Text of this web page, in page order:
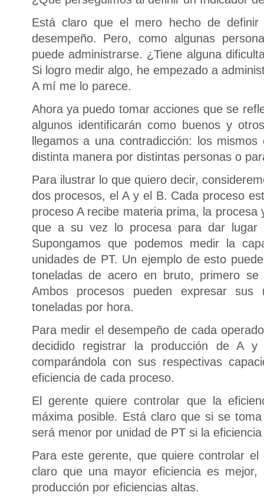
Está claro que el mero hecho de
desempeño. Pero, como algunas
puede administrarse. ¿Tiene alguna
Si logro medir algo, he empezado a
A mí me lo parece.
Ahora ya puedo tomar acciones que se
algunos identificarán como buenos y
llegamos a una contradicción: los
distinta manera por distintas personas o
Para ilustrar lo que quiero decir,
dos procesos, el A y el B. Cada proceso
proceso A recibe materia prima, la
que a su vez lo procesa para dar lugar
Supongamos que podemos medir la
unidades de PT. Un ejemplo de esto
toneladas de acero en bruto, primero
Ambos procesos pueden expresar sus
toneladas por hora.
Para medir el desempeño de cada
decidido registrar la producción de A
comparándola con sus respectivas
eficiencia de cada proceso.
El gerente quiere controlar que la
máxima posible. Está claro que si se
será menor por unidad de PT si la
Para este gerente, que quiere controlar
claro que una mayor eficiencia es
producción por eficiencias altas.